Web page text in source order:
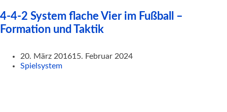
4-4-2 System flache Vier im Fußball –
Formation und Taktik
20. März 201615. Februar 2024
Spielsystem